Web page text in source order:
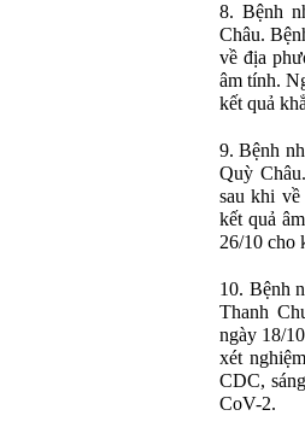
8. Bệnh
Châu.
về địa
âm tính.
kết quả
9. Bệnh
Quỳ
sau khi
kết quả
26/10 cho
10. Bệnh
Thanh
ngày 18/
xét
CDC,
CoV-2.